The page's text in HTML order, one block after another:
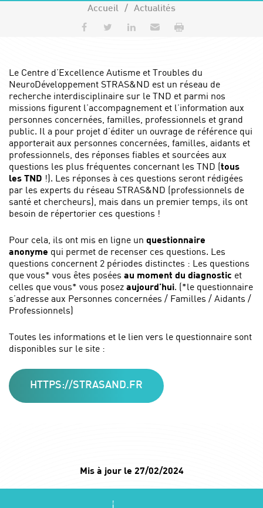
Accueil Actualités
Partager sur Facebook
Partager sur Twitter
Partager sur LinkedIn
Envoyer par e-mail
Le Centre d’Excellence Autisme et Troubles du
NeuroDéveloppement STRAS&ND est un réseau de
recherche interdisciplinaire sur le TND et parmi nos
missions figurent l’accompagnement et l’information aux
personnes concernées, familles, professionnels et grand
public. Il a pour projet d’éditer un ouvrage de référence qui
apporterait aux personnes concernées, familles, aidants et
professionnels, des réponses fiables et sourcées aux
questions les plus fréquentes concernant les TND (tous
les TND !). Les réponses à ces questions seront rédigées
par les experts du réseau STRAS&ND (professionnels de
santé et chercheurs), mais dans un premier temps, ils ont
besoin de répertorier ces questions !
Pour cela, ils ont mis en ligne un questionnaire
anonyme qui permet de recenser ces questions. Les
questions concernent 2 périodes distinctes : Les questions
que vous* vous êtes posées au moment du diagnostic et
celles que vous* vous posez aujourd’hui. (*le questionnaire
s’adresse aux Personnes concernées / Familles / Aidants /
Professionnels)
Toutes les informations et le lien vers le questionnaire sont
disponibles sur le site :
HTTPS://STRASAND.FR
Mis à jour le 27/02/2024